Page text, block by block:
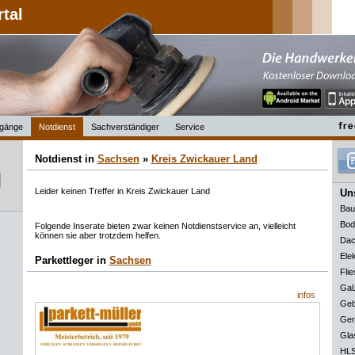
Notdienst Sachverständiger Service
Notdienst in Sachsen» Kreis Zwickauer Land
Leider keinen Treffer in Kreis Zwickauer Land
Folgende Inserate bieten zwar keinen Notdienstservice an, vielleicht
können sie aber trotzdem helfen.
Parkettleger in Sachsen
infos